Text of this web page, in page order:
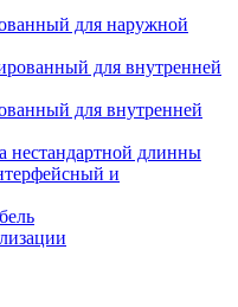
для наружной
для внутренней
для внутренней
нестандартной длинны
и